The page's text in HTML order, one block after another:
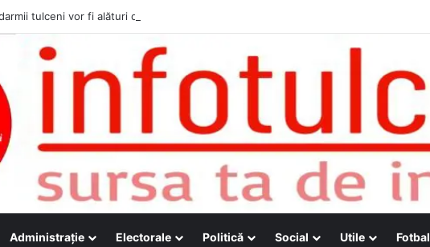
tulceni vor fi alături de cetățenii care vor lua parte la Festivalul Folk Țestos
Administraţie Electorale Politică Social Utile Fotbal